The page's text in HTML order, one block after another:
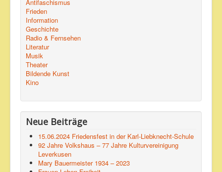
Antifaschismus
Frieden
Information
Geschichte
Radio & Fernsehen
Literatur
Musik
Theater
Bildende Kunst
Kino
Neue Beiträge
15.06.2024 Friedensfest in der Karl-Liebknecht-Schule
92 Jahre Volkshaus – 77 Jahre Kulturvereinigung
Leverkusen
Mary Bauermeister 1934 – 2023